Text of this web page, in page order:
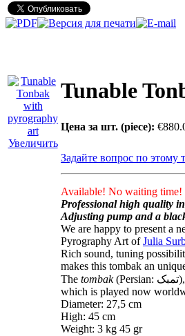
Увеличить
Tunable
Цена за шт. (piece):
Задайте вопрос по этому
Available! No waiting time!
Professional high quality
Adjusting pump and a
We are happy to present a
Pyrography Art ofJulia
Rich sound, tuning
makes this tombak an
The tombak(Persian: تمبک), tonbak (تنبک), or zarb (ضَرب) is an Iranian goblet drum,
which is played now
Diameter: 27,5 cm
High: 45 cm
Weight: 3 kg 45 gr